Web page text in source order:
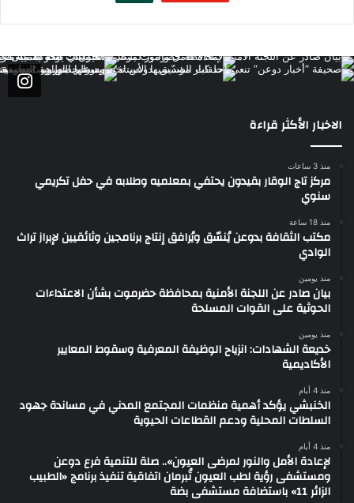
الاخبار الأكثر قراءة
منذ 3 ساعات
مركز تاج الوقار بقيدون يحتفي بمعلميه وطلابه في حفل تكريمي
سنوي
منذ 18 ساعة
مكتب الثقافة بدوعن يُنسّق ويُرافق إنتاج برنامجين وثائقيين لإبراز تراث
الوادي
منذ يومين
بيان صادر عن اللجنة الأمنية بمحافظة حضرموت بشأن الاعتداءات
الحوثية على القوات المسلحة
منذ يومين
خديعة الشهادات: انزياح الوظيفة المعرفية وسقوط المعايير
الأكاديمية
منذ 4 أيام
الخنبشي يؤكد أهمية منظمات المجتمع المدني في مساندة جهود
السلطات المحلية ودعم القطاعات الحيوية
منذ 4 أيام
لإعادة الأمل والنور لمرضى العيون».. صلة للتنمية فرع دوعن
ومستشفى رؤية لطب العيون تُبرمان اتفاقية تنفيذ برنامج «الطبيب
الزائر 11» باستضافة مستشفى بضة